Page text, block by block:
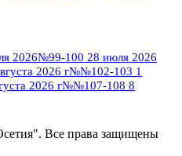
г №95+96 3 августа
г№96 9 августа
г
августа 2012 г
2026№99-100 28 июля 2026
2026 г№№102-103 1
2026 г№№107-108 8
Все права защищены